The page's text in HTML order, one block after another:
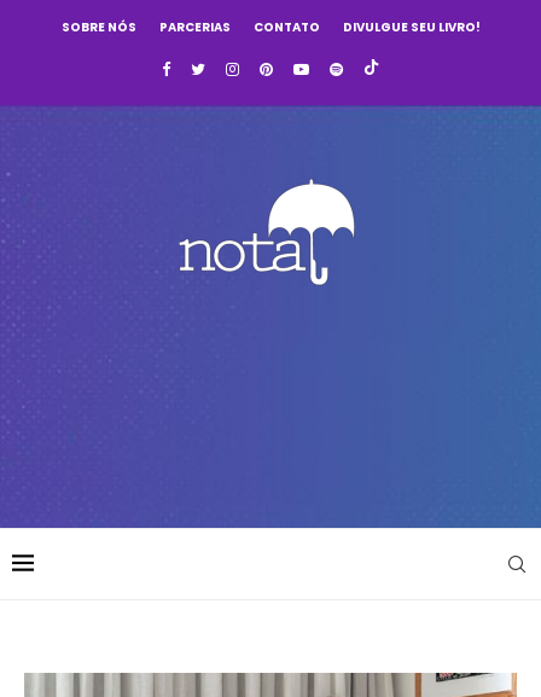
SOBRE NÓS PARCERIAS CONTATO DIVULGUE SEU LIVRO!